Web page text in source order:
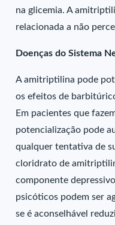
na glicemia. A
relacionada a não
Doenças do Sistema
A amitriptilina pode
os efeitos de
Em pacientes que
potencialização pode
qualquer tentativa de
cloridrato de
componente
psicóticos podem ser
se é aconselhável